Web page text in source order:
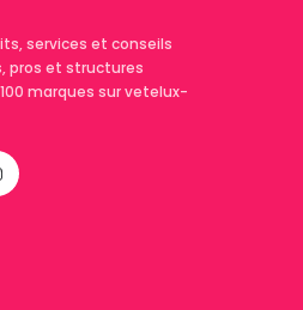
services et conseils
pros et structures
marques sur vetelux-